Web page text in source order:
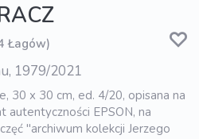
Łagów)
1979/2021
30 x 30 cm, ed. 4/20, opisana na
autentyczności EPSON, na
"archiwum kolekcji Jerzego